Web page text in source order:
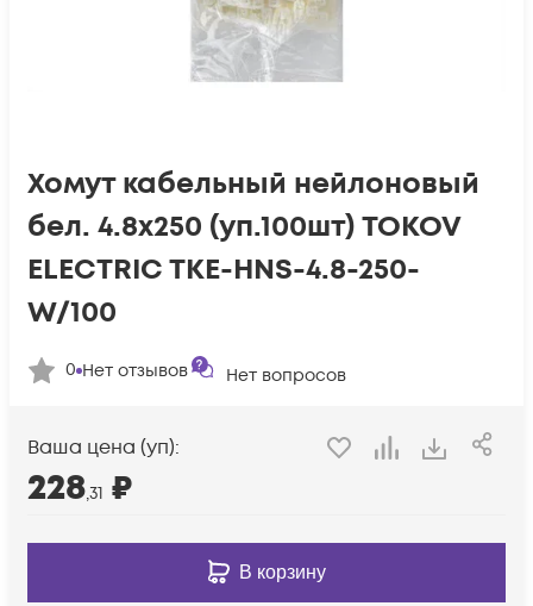
Хомут кабельный нейлоновый
бел. 4.8х250 (уп.100шт) TOKOV
ELECTRIC TKE-HNS-4.8-250-
W/100
0 Нет отзывов Нет вопросов
Ваша цена (уп):
228,31 ₽
В корзину